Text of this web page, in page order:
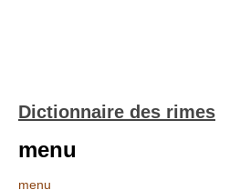
Dictionnaire des rimes
menu
menu